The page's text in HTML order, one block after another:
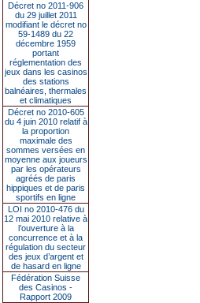
Décret no 2011-906
du 29 juillet 2011
modifiant le décret no
59-1489 du 22
décembre 1959
portant
réglementation des
jeux dans les casinos
des stations
balnéaires, thermales
et climatiques
Décret no 2010-605
du 4 juin 2010 relatif à
la proportion
maximale des
sommes versées en
moyenne aux joueurs
par les opérateurs
agréés de paris
hippiques et de paris
sportifs en ligne
LOI no 2010-476 du
12 mai 2010 relative à
l’ouverture à la
concurrence et à la
régulation du secteur
des jeux d’argent et
de hasard en ligne
Fédération Suisse
des Casinos -
Rapport 2009